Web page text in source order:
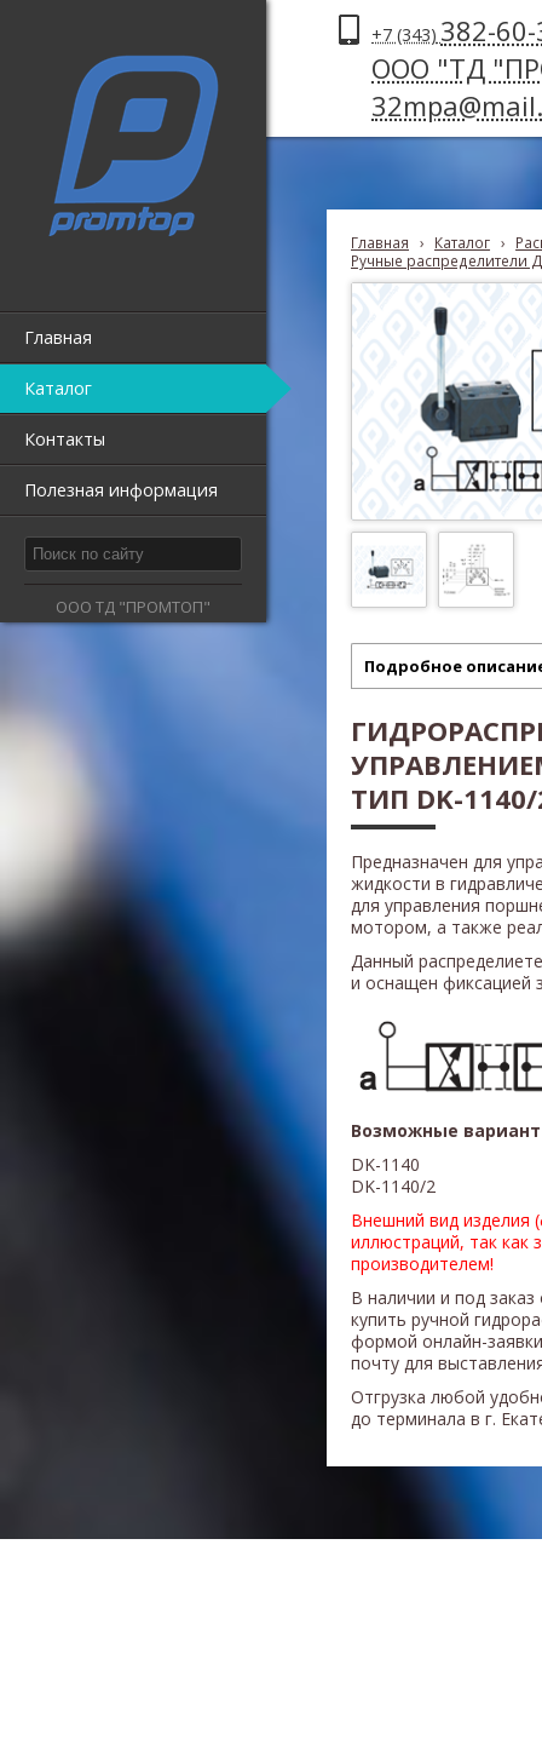
Главная
Каталог
Контакты
Полезная информация
ООО ТД "ПРОМТОП"
+7 (343) 382-
ООО "ТД
Главная › Каталог ›
Ручные распределители
Подробное
ТИП DK-
Предназначен для
жидкости в
для управления
мотором, а также
Данный
и оснащен фиксацией
Возможные
DK-1140
DK-1 140/2
Внешний вид изделия
иллюстраций, так как
производителем!
В наличии и под
купить ручной
формой онлайн-
почту для
Отгрузка любой
до терминала в г.